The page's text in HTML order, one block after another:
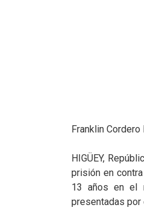
Franklin
HIGÜEY,
prisión en
13 años en el
presentadas